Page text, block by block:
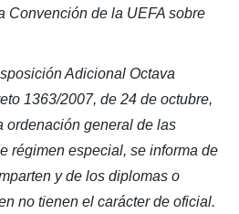
Convención de la UEFA sobre
Adicional Octava
1363/2007, de 24 de octubre,
ordenación general de las
régimen especial, se informa de
y de los diplomas o
no tienen el carácter de oficial.